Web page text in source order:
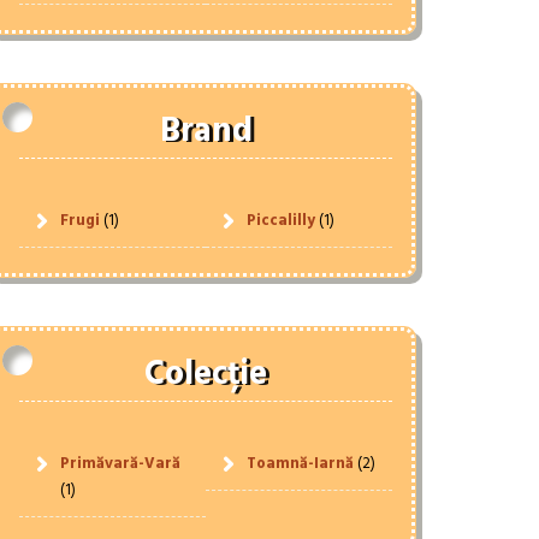
Brand
Frugi(1) Piccalilly(1)
Colecție
Primăvară-Vară
(1)
Toamnă-Iarnă(2)